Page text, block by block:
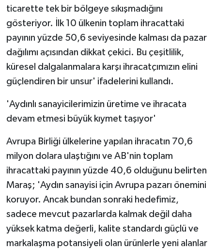
ticarette tek bir bölgeye sıkışmadığını
gösteriyor. İlk 10 ülkenin toplam ihracattaki
payının yüzde 50,6 seviyesinde kalması da pazar
dağılımı açısından dikkat çekici. Bu çeşitlilik,
küresel dalgalanmalara karşı ihracatçımızın elini
güçlendiren bir unsur' ifadelerini kullandı.
'Aydınlı sanayicilerimizin üretime ve ihracata
devam etmesi büyük kıymet taşıyor'
Avrupa Birliği ülkelerine yapılan ihracatın 70,6
milyon dolara ulaştığını ve AB'nin toplam
ihracattaki payının yüzde 40,6 olduğunu belirten
Maraş; 'Aydın sanayisi için Avrupa pazarı önemini
koruyor. Ancak bundan sonraki hedefimiz,
sadece mevcut pazarlarda kalmak değil daha
yüksek katma değerli, kalite standardı güçlü ve
markalaşma potansiyeli olan ürünlerle yeni alanlar